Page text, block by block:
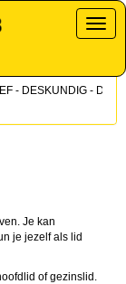
- DESKUNDIG -
Je kan
je jezelf als lid
of gezinslid.